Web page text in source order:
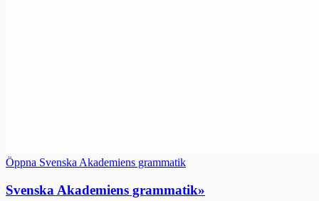
Öppna Svenska Akademiens grammatik
Svenska Akademiens grammatik»